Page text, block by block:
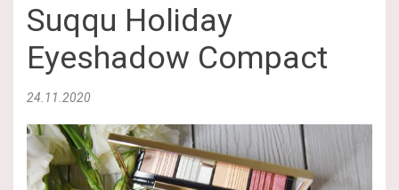
Suqqu Holiday
Eyeshadow Compact
24.11.2020